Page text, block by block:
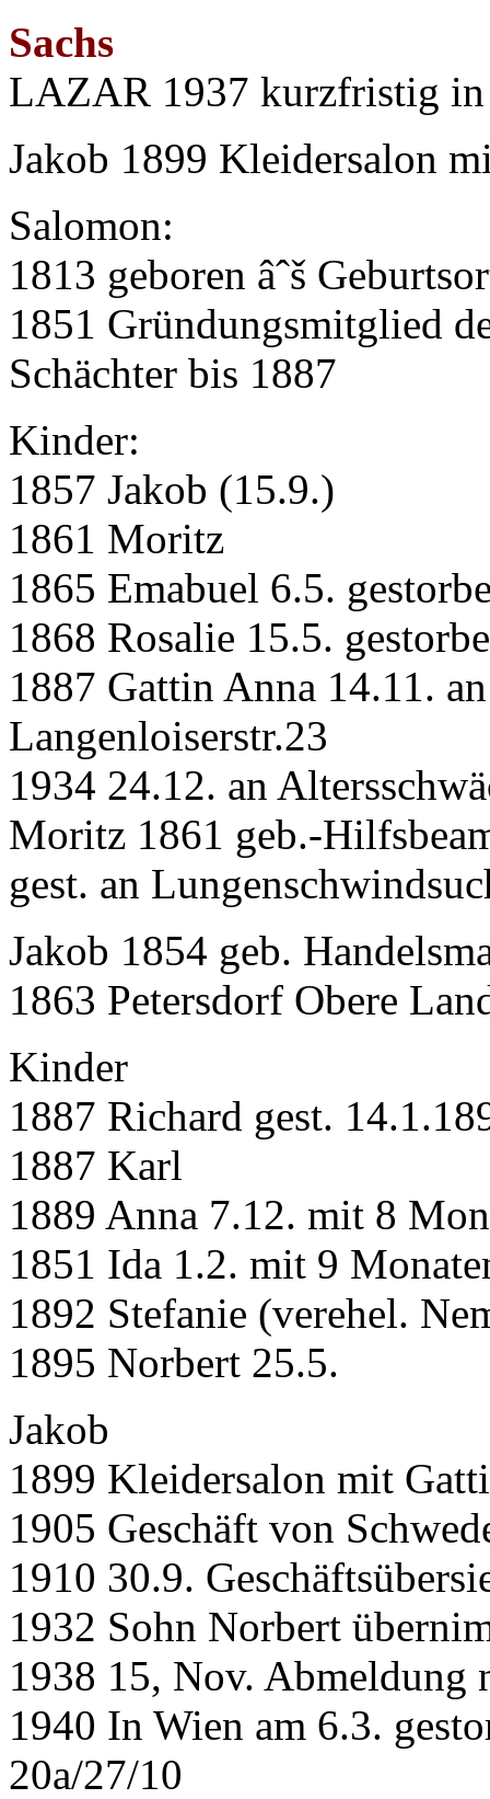
Sachs
LAZAR 1937 kurzfristig in
Jakob 1899 Kleidersalon
Salomon:
1813 geboren âˆš
1851 Gründungsmitglied
Schächter bis 1887
Kinder:
1857 Jakob (15.9.)
1861 Moritz
1865 Emabuel 6.5.
1868 Rosalie 15.5.
1887 Gattin Anna 14.11.
Langenloiserstr.23
1934 24.12. an
Moritz 1861 geb.-
gest. an
Jakob 1854 geb.
1863 Petersdorf Obere
Kinder
1887 Richard gest.
1887 Karl
1889 Anna 7.12. mit 8
1851 Ida 1.2. mit 9
1892 Stefanie (verehel.
1895 Norbert 25.5.
Jakob
1899 Kleidersalon mit
1905 Geschäft von
1910 30.9.
1932 Sohn Norbert
1938 15, Nov. Abmeldung
1940 In Wien am 6.3.
20a/27/10